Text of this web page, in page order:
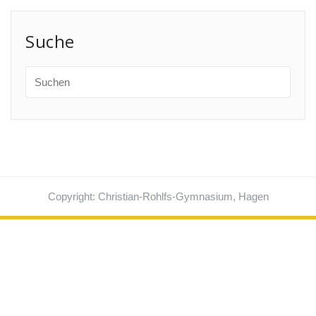
Suche
Copyright: Christian-Rohlfs-Gymnasium, Hagen